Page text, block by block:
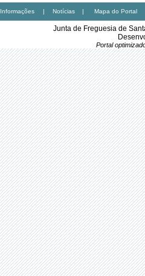
Informações | Notícias | Mapa do Portal
Junta de Freguesia de
Portal